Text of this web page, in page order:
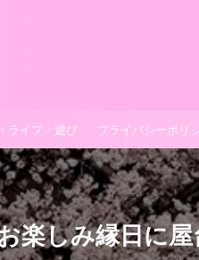
ライフ・遊び プライバシーポリ
楽しみ縁日に屋